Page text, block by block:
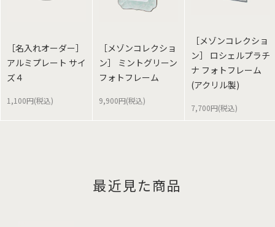
［名入れオーダー］
アルミプレート サイ
ズ４
1,100円(税込)
［メゾンコレクショ
ン］ ミントグリーン
フォトフレーム
9,900円(税込)
［メゾンコレクショ
ン］ ロシェルプラチ
ナ フォトフレーム
(アクリル製)
7,700円(税込)
最近見た商品